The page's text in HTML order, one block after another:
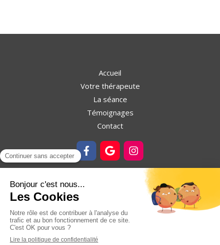
Accueil
Votre thérapeute
La séance
Témoignages
Contact
©2026 Hélène Fontar - Sophrologie
Mentions légales